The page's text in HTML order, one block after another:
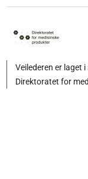
Veilederen er laget
Direktoratet for